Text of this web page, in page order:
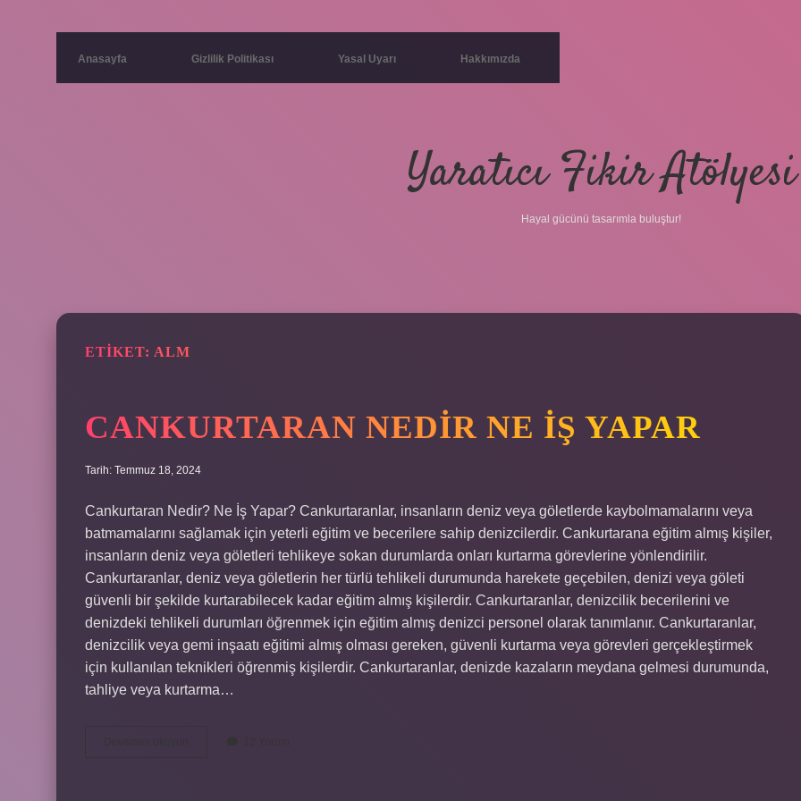
Anasayfa Gizlilik Politikası Yasal Uyarı Hakkımızda
Yaratıcı Fikir Atölyesi
Hayal gücünü tasarımla buluştur!
ETIKET: ALM
CANKURTARAN NEDIR NE IŞ YAPAR
Tarih: Temmuz 18, 2024
Cankurtaran Nedir? Ne İş Yapar? Cankurtaranlar, insanların deniz veya göletlerde kaybolmamalarını veya
batmamalarını sağlamak için yeterli eğitim ve becerilere sahip denizcilerdir. Cankurtarana eğitim almış kişiler,
insanların deniz veya göletleri tehlikeye sokan durumlarda onları kurtarma görevlerine yönlendirilir.
Cankurtaranlar, deniz veya göletlerin her türlü tehlikeli durumunda harekete geçebilen, denizi veya göleti
güvenli bir şekilde kurtarabilecek kadar eğitim almış kişilerdir. Cankurtaranlar, denizcilik becerilerini ve
denizdeki tehlikeli durumları öğrenmek için eğitim almış denizci personel olarak tanımlanır. Cankurtaranlar,
denizcilik veya gemi inşaatı eğitimi almış olması gereken, güvenli kurtarma veya görevleri gerçekleştirmek
için kullanılan teknikleri öğrenmiş kişilerdir. Cankurtaranlar, denizde kazaların meydana gelmesi durumunda,
tahliye veya kurtarma…